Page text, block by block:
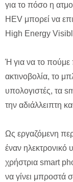
για το πόσο η
HEV μπορεί να
High Energy
Ή για να το πούμε
ακτινοβολία, το
υπολογιστές, τα
την αδιάλλειπτη
Ως εργαζόμενη
έναν ηλεκτρονικό
χρήστρια smart
να γίνει μπροστά